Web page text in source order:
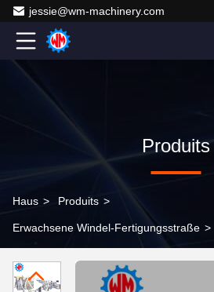
jessie@wm-machinery.com
Produits
Haus > Produits >
Erwachsene Windel-Fertigungsstraße >
Erwachsenenwindelherstellungsmaschine